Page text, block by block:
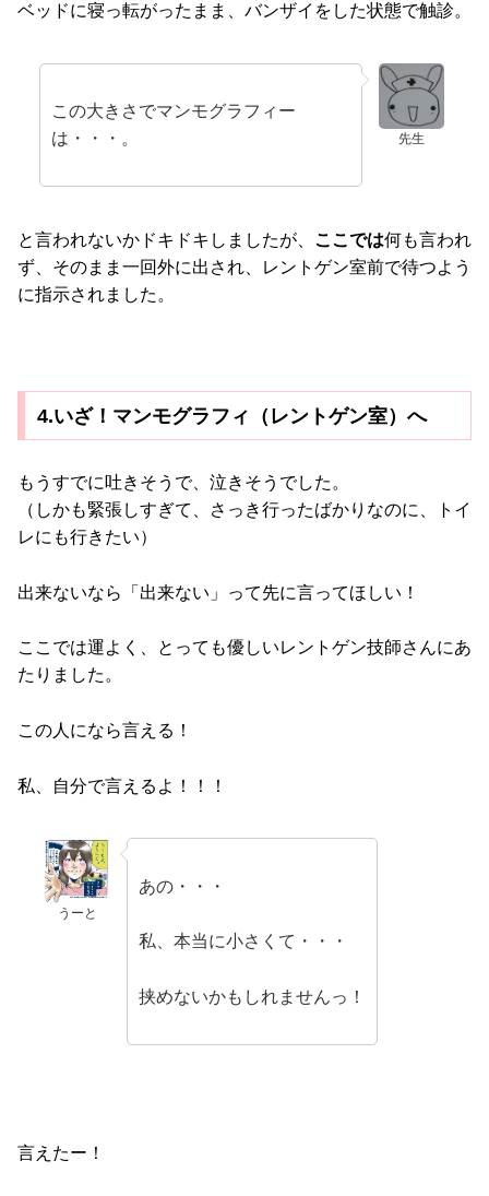
ベッドに寝っ転がったまま、バンザイをした状態で触診。
先生
この大きさでマンモグラフィー
は・・・。
と言われないかドキドキしましたが、 ここでは何も言われ
ず、そのまま一回外に出され、レントゲン室前で待つよう
に指示されました。
4.いざ！マンモグラフィ（レントゲン室）へ
もうすでに吐きそうで、泣きそうでした。
（しかも緊張しすぎて、さっき行ったばかりなのに、トイ
レにも行きたい）
出来ないなら「出来ない」って先に言ってほしい！
ここでは運よく、とっても優しいレントゲン技師さんにあ
たりました。
この人になら言える！
私、自分で言えるよ！！！
うーと
あの・・・
私、本当に小さくて・・・
挟めないかもしれませんっ！
言えたー！